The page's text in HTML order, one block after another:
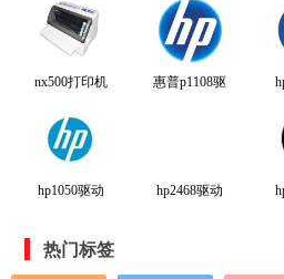
感兴趣不要错过哦。
nx500打印机
惠普p1108驱
hp1050驱动
hp2468驱动
热门标签